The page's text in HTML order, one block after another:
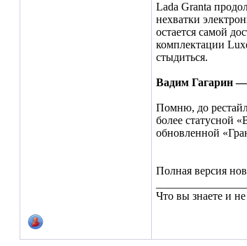
Lada Granta
нехватки
остается самой
комплектации
стыдиться.
Вадим Гагарин —
Помню, до
более статусной
обновленной
Полная версия
Что вы знаете и